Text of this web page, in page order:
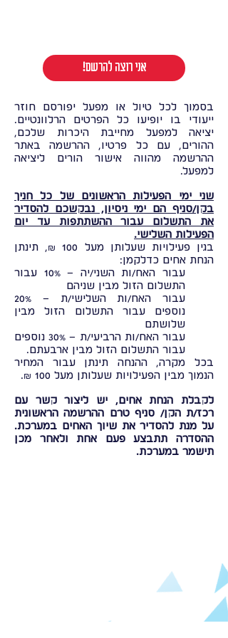
!אני רוצה להרשם
בסמוך לכל טיול או מפעל יפורסם חוזר
ייעודי בו יופיעו כל הפרטים הרלוונטיים.
יציאה למפעל מחייבת היכרות שלכם,
ההורים, עם כל פרטיו, ההרשמה באתר
ההרשמה מהווה אישור הורים ליציאה
למפעל.
שני ימי הפעילות הראשונים של כל חניך
בקן/סניף הם ימי ניסיון, נבקשכם להסדיר
את התשלום עבור ההשתתפות עד יום
הפעילות השלישי.
בגין פעילויות שעלותן מעל 100 ₪, תינתן
הנחת אחים כדלקמן:
עבור האח/ות השני/יה – 10% עבור
התשלום הזול מבין שניהם
עבור האח/ות השלישי/ת – 20%
נוספים עבור התשלום הזול מבין
שלושתם
עבור האח/ות הרביעי/ת – 30% נוספים
עבור התשלום הזול מבין ארבעתם.
בכל מקרה, ההנחה תינתן עבור המחיר
הנמוך מבין הפעילויות שעלותן מעל 100 ₪.
לקבלת הנחת אחים, יש ליצור קשר עם
רכז/ת הקן/ סניף טרם ההרשמה הראשונית
על מנת להסדיר את שיוך האחים במערכת.
ההסדרה תתבצע פעם אחת ולאחר מכן
תישמר במערכת.